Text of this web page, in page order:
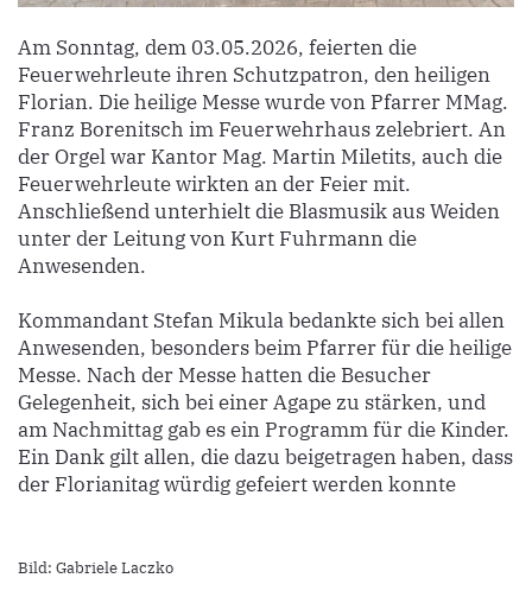
Am Sonntag, dem 03.05.2026, feierten die
Feuerwehrleute ihren Schutzpatron, den heiligen
Florian. Die heilige Messe wurde von Pfarrer MMag.
Franz Borenitsch im Feuerwehrhaus zelebriert. An
der Orgel war Kantor Mag. Martin Miletits, auch die
Feuerwehrleute wirkten an der Feier mit.
Anschließend unterhielt die Blasmusik aus Weiden
unter der Leitung von Kurt Fuhrmann die
Anwesenden.
Kommandant Stefan Mikula bedankte sich bei allen
Anwesenden, besonders beim Pfarrer für die heilige
Messe. Nach der Messe hatten die Besucher
Gelegenheit, sich bei einer Agape zu stärken, und
am Nachmittag gab es ein Programm für die Kinder.
Ein Dank gilt allen, die dazu beigetragen haben, dass
der Florianitag würdig gefeiert werden konnte
Bild: Gabriele Laczko